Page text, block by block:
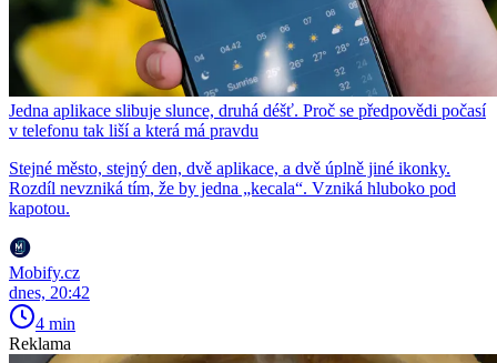
Jedna aplikace slibuje slunce, druhá déšť. Proč se předpovědi počasí
v telefonu tak liší a která má pravdu
Stejné město, stejný den, dvě aplikace, a dvě úplně jiné ikonky.
Rozdíl nevzniká tím, že by jedna „kecala“. Vzniká hluboko pod
kapotou.
Mobify.cz
dnes, 20:42
4 min
Reklama